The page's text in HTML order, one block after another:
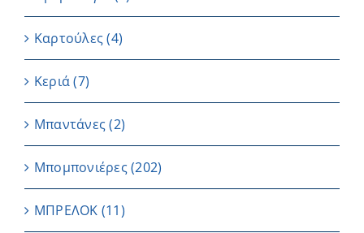
Καρτούλες (4)
Κεριά (7)
Μπαντάνες (2)
Μπομπονιέρες(202)
ΜΠΡΕΛΟΚ (11)